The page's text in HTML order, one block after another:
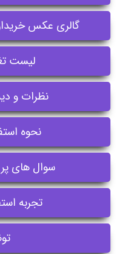
گالری عکس
لیست
نظرات و
نحوه
سوال های پر
تجربه